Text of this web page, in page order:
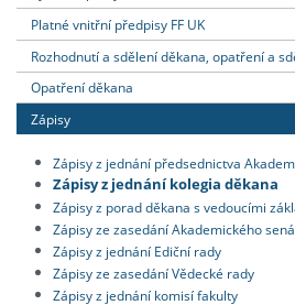
Platné vnitřní předpisy FF UK
Rozhodnutí a sdělení děkana, opatření a
Opatření děkana
Zápisy
Zápisy z jednání předsednictva
Zápisy z jednání kolegia děkana
Zápisy z porad děkana s vedoucími
Zápisy ze zasedání Akademického
Zápisy z jednání Ediční rady
Zápisy ze zasedání Vědecké rady
Zápisy z jednání komisí fakulty